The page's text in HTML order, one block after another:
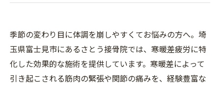
季節の変わり目に体調を崩しやすくてお悩みの方へ。埼
玉県富士見市にあるさとう接骨院では、寒暖差疲労に特
化した効果的な施術を提供しています。寒暖差によって
引き起こされる筋肉の緊張や関節の痛みを、経験豊富な